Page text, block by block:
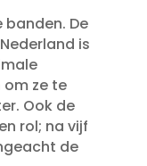
De
is
ze te
Ook de
rol; na vijf
de